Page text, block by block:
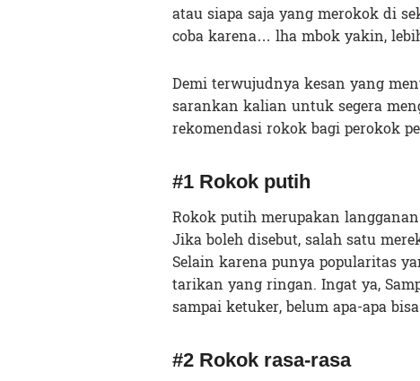
atau siapa saja yang merokok di
coba karena… lha mbok yakin,
Demi terwujudnya kesan yang
sarankan kalian untuk segera
rekomendasi rokok bagi perokok
#1 Rokok putih
Rokok putih merupakan
Jika boleh disebut, salah satu
Selain karena punya popularitas
tarikan yang ringan. Ingat ya,
sampai ketuker, belum apa-apa
#2 Rokok rasa-rasa